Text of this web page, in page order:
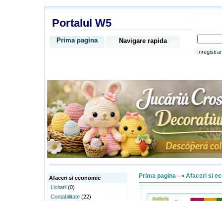
Portalul W5
Prima pagina Navigare rapida
Afaceri si economie
Licitatii (0)
Contabilitate (22)
Prima pagina --> Afaceri si